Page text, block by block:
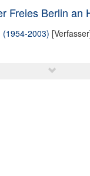
Freies Berlin an
(1954-2003)